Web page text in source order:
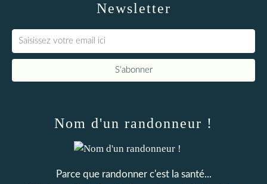
Newsletter
Nom d'un randonneur !
Parce que randonner c'est la santé...